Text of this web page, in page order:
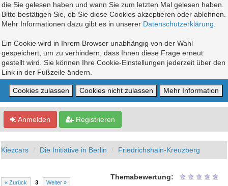
die Sie gelesen haben und wann Sie zum letzten Mal gelesen haben.
Bitte bestätigen Sie, ob Sie diese Cookies akzeptieren oder ablehnen.
Mehr Informationen dazu gibt es in unserer Datenschutzerklärung
Ein Cookie wird in Ihrem Browser unabhängig von der Wahl
gespeichert, um zu verhindern, dass Ihnen diese Frage erneut
gestellt wird. Sie können Ihre Cookie-Einstellungen jederzeit über den
Link in der Fußzeile ändern.
Anmelden Registrieren
Kiezcars Die Initiative in Berlin Friedrichshain-Kreuzberg
« Zurück 3 Weiter »
Themabewertung: